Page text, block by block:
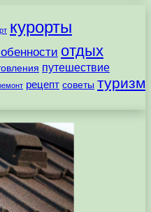
курорты
отдых
путешествие
рецепт советы туризм